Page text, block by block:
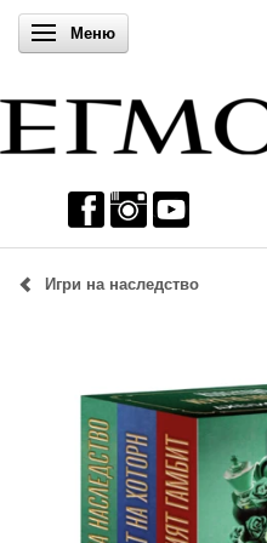
Включи навигацията
Меню
Игри на наследство